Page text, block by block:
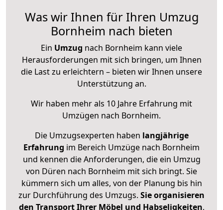
Was wir Ihnen für Ihren Umzug
Bornheim nach bieten
Ein Umzug nach Bornheim kann viele
Herausforderungen mit sich bringen, um Ihnen
die Last zu erleichtern – bieten wir Ihnen unsere
Unterstützung an.
Wir haben mehr als 10 Jahre Erfahrung mit
Umzügen nach Bornheim.
Die Umzugsexperten haben langjährige
Erfahrung im Bereich Umzüge nach Bornheim
und kennen die Anforderungen, die ein Umzug
von Düren nach Bornheim mit sich bringt. Sie
kümmern sich um alles, von der Planung bis hin
zur Durchführung des Umzugs. Sie organisieren
den Transport Ihrer Möbel und Habseligkeiten,